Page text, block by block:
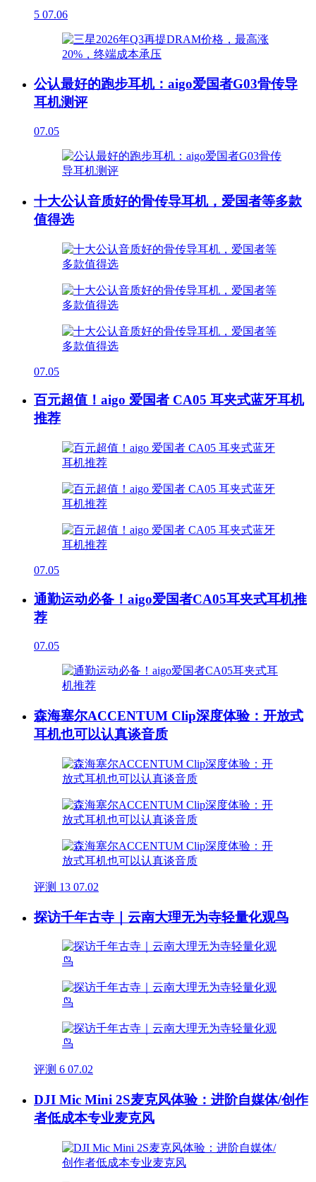
5 07.06
公认最好的跑步耳机：aigo爱国者G03骨传导
耳机测评
07.05
十大公认音质好的骨传导耳机，爱国者等多款
值得选
07.05
百元超值！aigo 爱国者 CA05 耳夹式蓝牙耳机
推荐
07.05
通勤运动必备！aigo爱国者CA05耳夹式耳机推
荐
07.05
森海塞尔ACCENTUM Clip深度体验：开放式
耳机也可以认真谈音质
评测 13 07.02
探访千年古寺｜云南大理无为寺轻量化观鸟
评测 6 07.02
DJI Mic Mini 2S麦克风体验：进阶自媒体/创作
者低成本专业麦克风